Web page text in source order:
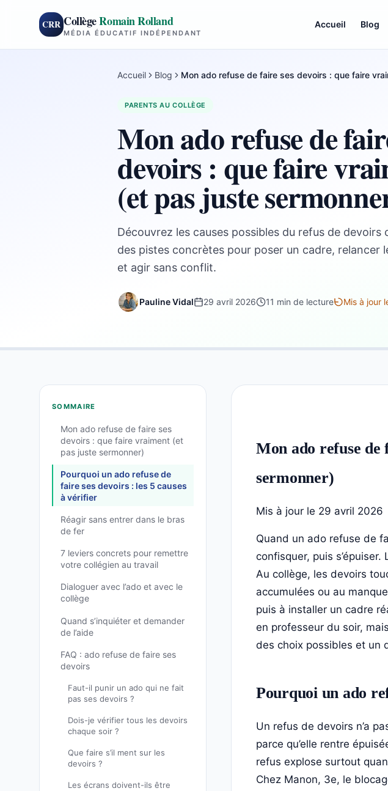
CRR CollègeRomain Rolland
MÉDIA ÉDUCATIF INDÉPENDANT
Accueil Blog
Accueil Blog Mon ado refuse de faire ses devoirs : que faire
PARENTS AU COLLÈGE
Mon ado refuse de
devoirs : que faire
(et pas juste
Découvrez les causes possibles du refus de devoirs
des pistes concrètes pour poser un cadre, relancer
et agir sans conflit.
Pauline Vidal 29 avril 2026 11 min de lecture Mis à jour
SOMMAIRE
Mon ado refuse de faire ses
devoirs : que faire vraiment (et
pas juste sermonner)
Pourquoi un ado refuse de
faire ses devoirs : les 5 causes
à vérifier
Réagir sans entrer dans le bras
de fer
7 leviers concrets pour remettre
votre collégien au travail
Dialoguer avec l’ado et avec le
collège
Quand s’inquiéter et demander
de l’aide
FAQ : ado refuse de faire ses
devoirs
Faut-il punir un ado qui ne fait
pas ses devoirs ?
Dois-je vérifier tous les devoirs
chaque soir ?
Que faire s’il ment sur les
devoirs ?
Les écrans doivent-ils être
Mon ado refuse de
sermonner)
Mis à jour le 29 avril 2026
Quand un ado refuse de
confisquer, puis s’épuiser.
Au collège, les devoirs
accumulées ou au
puis à installer un cadre
en professeur du soir,
des choix possibles et un
Pourquoi un ado
Un refus de devoirs n’a
parce qu’elle rentre
refus explose surtout
Chez Manon, 3e, le